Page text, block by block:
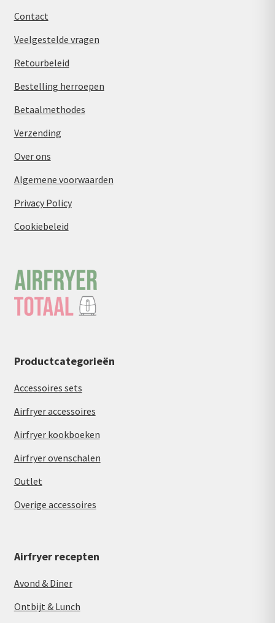
Contact
Veelgestelde vragen
Retourbeleid
Bestelling herroepen
Betaalmethodes
Verzending
Over ons
Algemene voorwaarden
Privacy Policy
Cookiebeleid
Productcategorieën
Accessoires sets
Airfryer accessoires
Airfryer kookboeken
Airfryer ovenschalen
Outlet
Overige accessoires
Airfryer recepten
Avond & Diner
Ontbijt & Lunch